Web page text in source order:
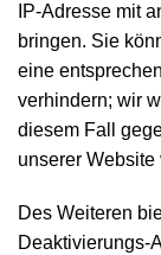
IP-Adresse mit
bringen. Sie
eine
verhindern; wir
diesem Fall
unserer
Des Weiteren
Deaktivierungs-